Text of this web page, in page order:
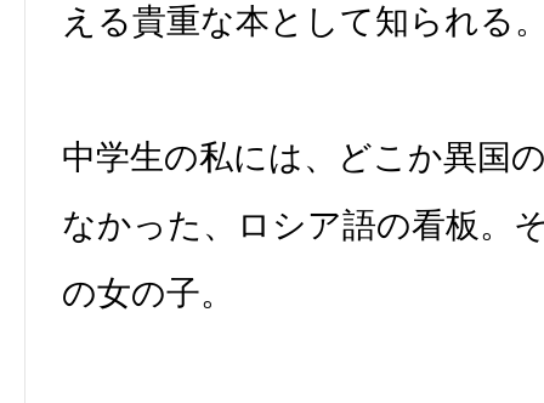
える貴重な本として知られる
中学生の私には、どこか異国
なかった、ロシア語の看板。
の女の子。